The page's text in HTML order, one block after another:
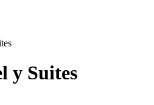
y Suites